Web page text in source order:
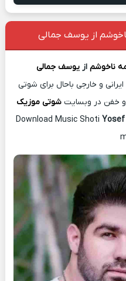
از یوسف جمالی
ناخوشم از یوسف جمالی
و خارجی باحال برای شوتی
خفن در وبسایتشوتی موزیک
Download Music Shoti